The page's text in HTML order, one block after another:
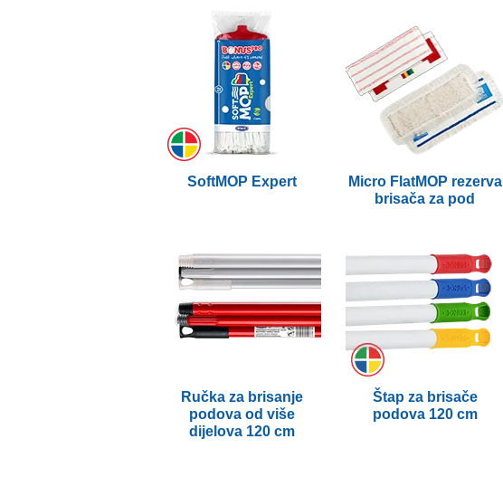
SoftMOP Expert
Micro FlatMOP rezerva
brisača za pod
Ručka za brisanje
podova od više
dijelova 120 cm
Štap za brisače
podova 120 cm